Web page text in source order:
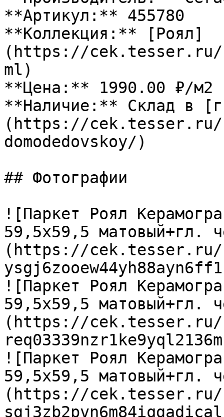
**Артикул:** 455780
**Коллекция:** [Роял]
(https://cek.tesser.ru/
ml)
**Цена:** 1990.00 ₽/м2
**Наличие:** Склад в
(https://cek.tesser.ru/
domodedovskoy/)
## Фотографии
![Паркет Роял
59,5х59,5 матовый+гл.
(https://cek.tesser.ru/
![Паркет Роял
59,5х59,5 матовый+гл.
(https://cek.tesser.ru/
![Паркет Роял
59,5х59,5 матовый+гл.
(https://cek.tesser.ru/